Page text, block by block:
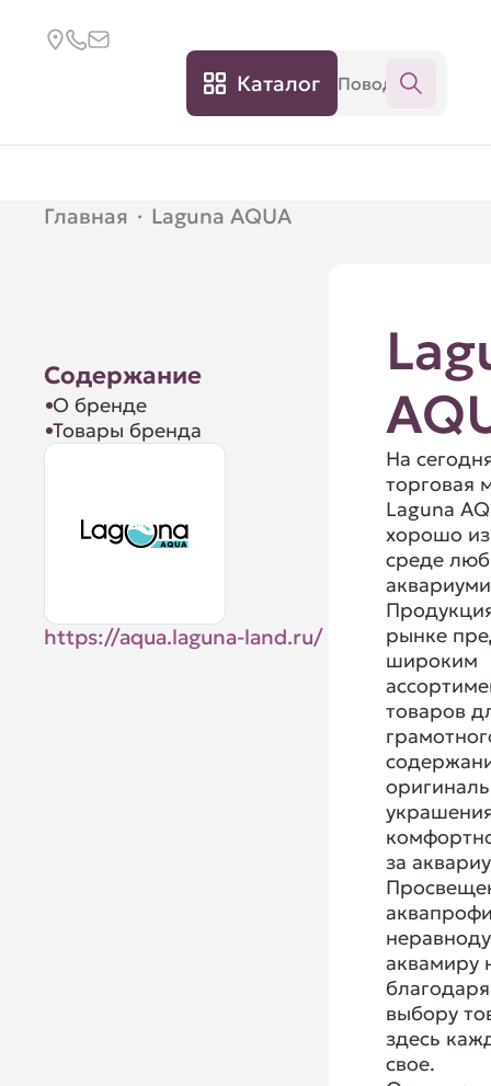
Каталог
Главная · Laguna AQUA
Содержание
О бренде
Товары бренда
https://aqua.laguna-land.ru/
На
торговая
Laguna
хорошо
среде
рынке
широким
товаров
за
аквамиру
выбору
здесь
свое.